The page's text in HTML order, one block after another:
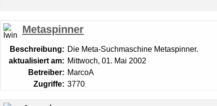
Metaspinner
Beschreibung: Die Meta-Suchmaschine Metaspinner.
aktualisiert am: Mittwoch, 01. Mai 2002
Betreiber: MarcoA
Zugriffe: 3770